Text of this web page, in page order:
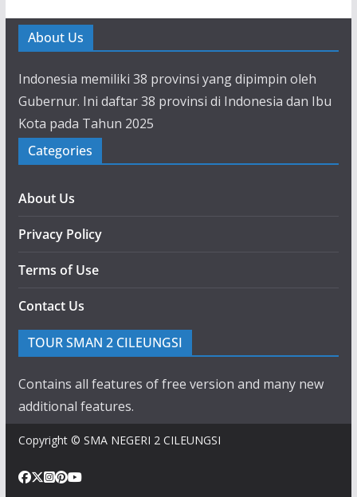
About Us
Indonesia memiliki 38 provinsi yang dipimpin oleh
Gubernur. Ini daftar 38 provinsi di Indonesia dan Ibu
Kota pada Tahun 2025
Categories
About Us
Privacy Policy
Terms of Use
Contact Us
TOUR SMAN 2 CILEUNGSI
Contains all features of free version and many new
additional features.
Copyright © SMA NEGERI 2 CILEUNGSI